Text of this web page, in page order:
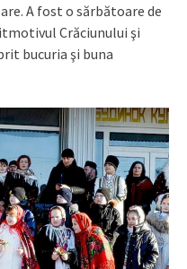
A fost o sărbătoare de
Crăciunului şi
bucuria şi buna